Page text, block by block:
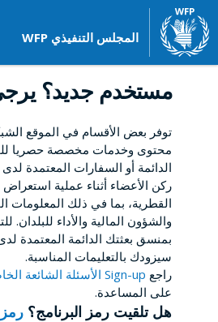
المجلس التنفيذي WFP
مستخدم جديد؟
توفر بعض الأقسام في الموقع
محتوى وخدمات مخصصة حصريا
الدائمة أو السفارات المعتمدة لدى
ركن الأعضاء أثناء عملية
القطرية، بما في ذلك المعلومات
والشؤون المالية والأداء للبلدان.
بمنسق بعثتك الدائمة المعتمدة
سيزودك بالتعليمات المناسبة.
راجع Sign-up الأسئلة الشائعة الخاصة بالتسجيل
على المساعدة.
هل تلقيت رمز البرنامج؟ رمز